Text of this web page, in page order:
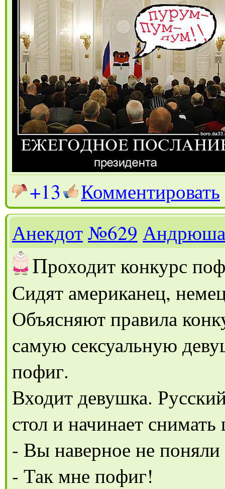
+13
Комментировать
Анекдот№629 Андрюша
Проходит конкурс
Сидят американец,
Объясняют правила
самую сексуальную
пофиг.
Входит девушка.
стол и начинает
- Вы наверное не поняли
- Так мне пофиг!